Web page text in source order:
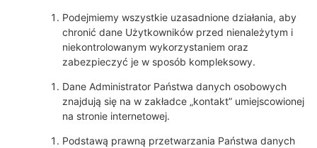
Podejmiemy wszystkie uzasadnione działania, aby
chronić dane Użytkowników przed nienależytym i
niekontrolowanym wykorzystaniem oraz
zabezpieczyć je w sposób kompleksowy.
Dane Administrator Państwa danych osobowych
znajdują się na w zakładce „kontakt” umiejscowionej
na stronie internetowej.
Podstawą prawną przetwarzania Państwa danych